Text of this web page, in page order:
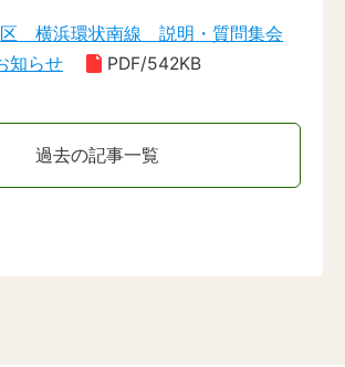
区 横浜環状南線 説明・質問集会
知らせ
PDF/542KB
過去の記事一覧